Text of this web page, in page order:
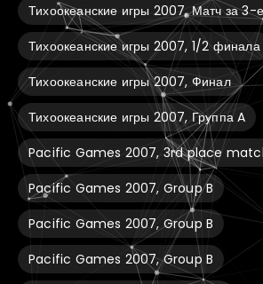
Тихоокеанские игры 2007, Матч за 3-
Тихоокеанские игры 2007, 1/2 финала
Тихоокеанские игры 2007, Финал
Тихоокеанские игры 2007, Группа A
Pacific Games 2007, 3rd place
Pacific Games 2007, Group B
Pacific Games 2007, Group B
Pacific Games 2007, Group B